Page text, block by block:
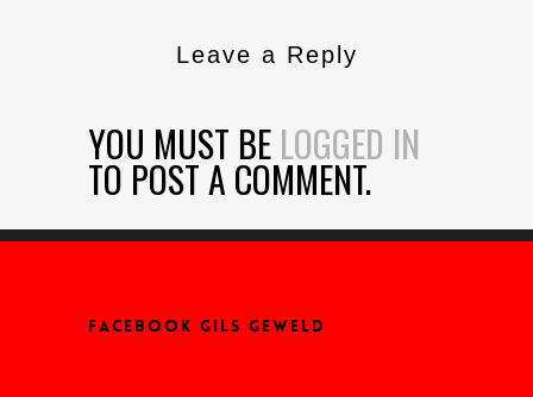
Leave a Reply
YOU MUST BE LOGGED IN
TO POST A COMMENT.
FACEBOOK GILS GEWELD